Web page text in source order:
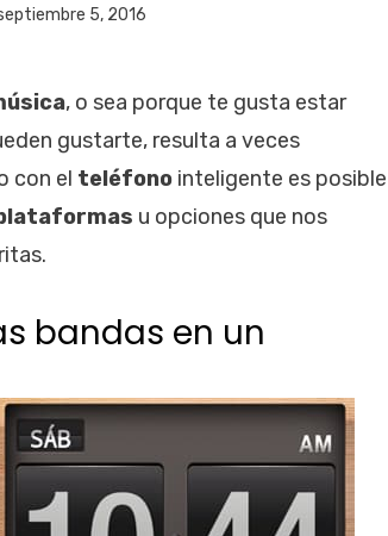
5, 2016
, o sea porque te gusta estar
gustarte, resulta a veces
con el teléfono inteligente es posible
u opciones que nos
bandas en un